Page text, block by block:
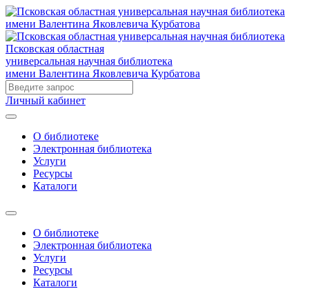
Псковская областная
универсальная научная библиотека
имени Валентина Яковлевича Курбатова
Личный кабинет
О библиотеке
Электронная библиотека
Услуги
Ресурсы
Каталоги
О библиотеке
Электронная библиотека
Услуги
Ресурсы
Каталоги